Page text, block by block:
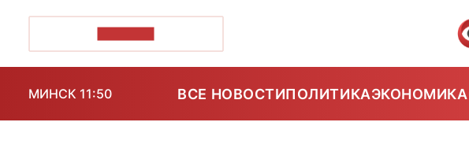
МИНСК 11:50 ВСЕ НОВОСТИПОЛИТИКАЭКОНОМИКА